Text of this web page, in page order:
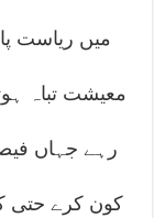
میں ریاست
معیشت تباہ
رہے جہاں
کون کرے حتی